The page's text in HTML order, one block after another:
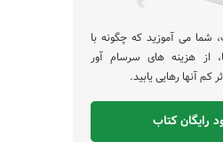
شما می آموزید که چگونه با
از هزینه های سرسام آور
کم آنها رهایی یابید.
رایگان کتاب